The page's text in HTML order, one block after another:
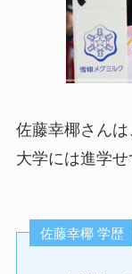
佐藤幸椰さんは
大学には進学せ
佐藤幸椰 学歴